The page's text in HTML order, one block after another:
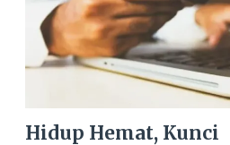
Hidup Hemat, Kunci